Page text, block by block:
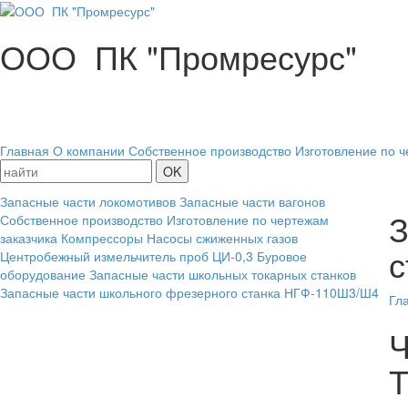
ООО ПК "Промресурс"
Главная О компании Собственное производство Изготовление по
Запасные части локомотивов Запасные части вагонов
Собственное производство Изготовление по чертежам
заказчика Компрессоры Насосы сжиженных газов
Центробежный измельчитель проб ЦИ-0,3 Буровое
оборудование Запасные части школьных токарных станков
Запасные части школьного фрезерного станка НГФ-110Ш3/Ш4